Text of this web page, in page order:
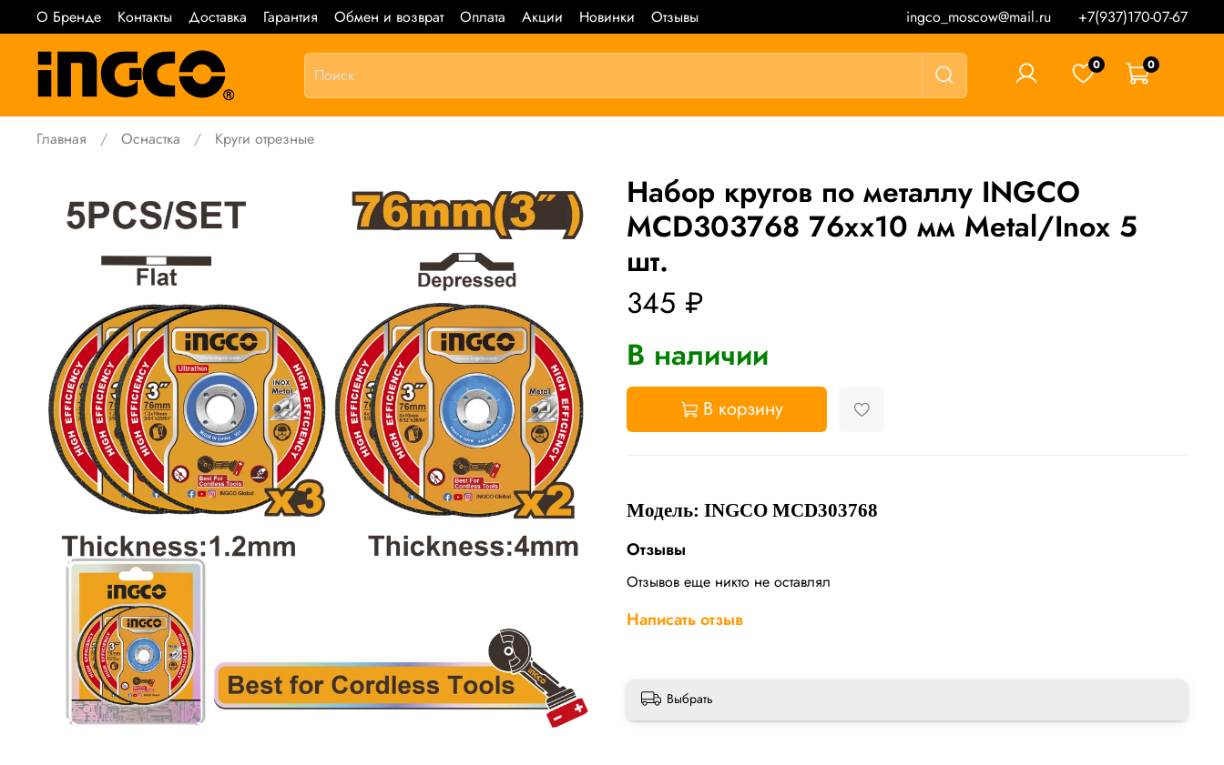
О Бренде Контакты Доставка Гарантия Обмен и возврат Оплата Акции Новинки Отзывы ingco_moscow@mail.ru +7(937)170-07-67
0 0
Главная Оснастка Круги отрезные
Набор кругов по металлу INGCO
MCD303768 76хх10 мм Metal/Inox 5
шт.
345 ₽
В наличии
В корзину
Модель: INGCO MCD303768
Отзывы
Отзывов еще никто не оставлял
Написать отзыв
Выбрать